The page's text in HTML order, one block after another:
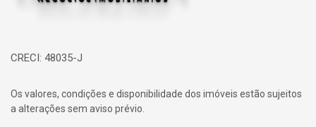
CRECI: 48035-J
Os valores, condições e disponibilidade dos imóveis estão sujeitos
a alterações sem aviso prévio.